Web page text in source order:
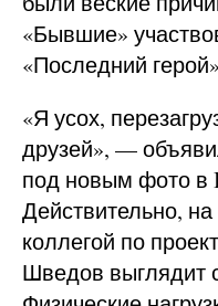
«Бывшие»
«Последний
«Я усох,
друзей», —
под новым фото в
Действительно,
коллегой по
Шведов выглядит